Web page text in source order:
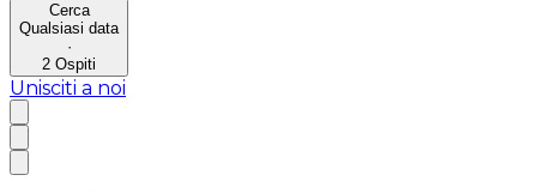
Cerca
Qualsiasi data
·
2 Ospiti
Unisciti a noi